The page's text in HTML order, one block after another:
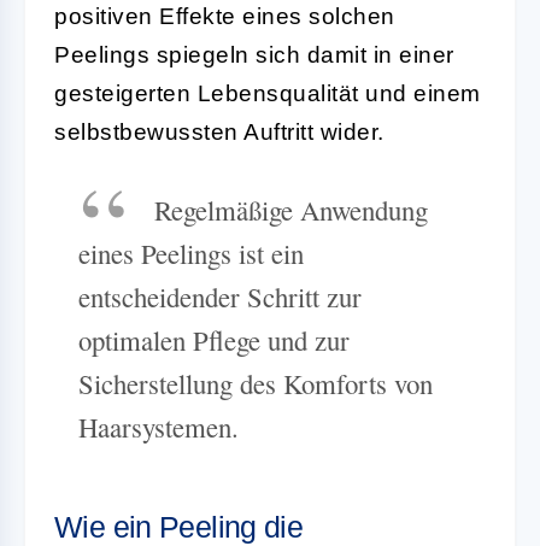
positiven Effekte eines solchen
Peelings spiegeln sich damit in einer
gesteigerten Lebensqualität und einem
selbstbewussten Auftritt wider.
Regelmäßige Anwendung
eines Peelings ist ein
entscheidender Schritt zur
optimalen Pflege und zur
Sicherstellung des Komforts von
Haarsystemen.
Wie ein Peeling die